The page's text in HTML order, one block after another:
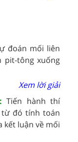
đoán mối liên
pit-tông xuống
Xem lời giải
Tiến hành thí
từ đó tính toán
kết luận về mối